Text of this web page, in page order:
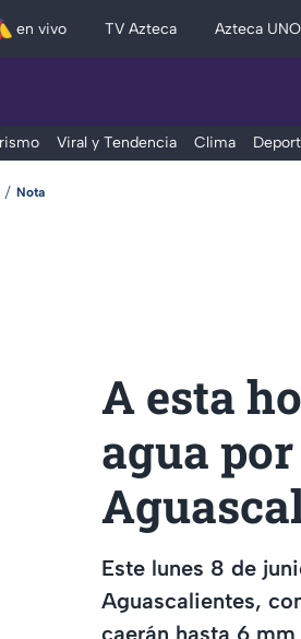
en vivo TV Azteca Azteca UNO
Viral y Tendencia Clima
Nota
A esta
agua
Este lunes 8 de
Aguascalientes,
caerán hasta 6 mm